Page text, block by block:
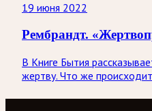
19 июня 2022
Рембрандт.
В Книге Бытия
жертву. Что же